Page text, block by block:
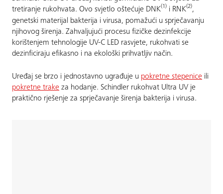
tretiranje rukohvata. Ovo svjetlo oštećuje DNK(1) i RNK(2),
genetski materijal bakterija i virusa, pomažući u sprječavanju
njihovog širenja. Zahvaljujući procesu fizičke dezinfekcije
korištenjem tehnologije UV-C LED rasvjete, rukohvati se
dezinficiraju efikasno i na ekološki prihvatljiv način.
Uređaj se brzo i jednostavno ugrađuje u pokretne stepenice ili
pokretne trake za hodanje. Schindler rukohvat Ultra UV je
praktično rješenje za sprječavanje širenja bakterija i virusa.